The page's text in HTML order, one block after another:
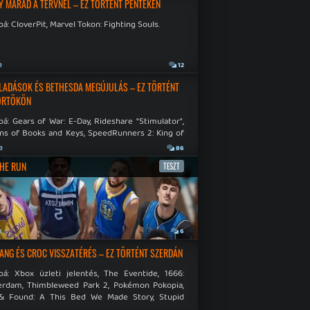
MARAD A TERVNÉL – EZ TÖRTÉNT PÉNTEKEN
CloverPit, Marvel Tokon: Fighting Souls.
12
ÉS BETHESDA MEGÚJULÁS – EZ TÖRTÉNT
Gears of War: E-Day, Rideshare "Stimulator",
of Books and Keys, SpeedRunners 2: King of
86
RUN TESZT
6
ÉS CROC VISSZATÉRÉS – EZ TÖRTÉNT SZERDÁN
Xbox üzleti jelentés, The Eventide, 1666:
Thimbleweed Park 2, Pokémon Pokopia,
Found: A This Bed We Made Story, Stupid